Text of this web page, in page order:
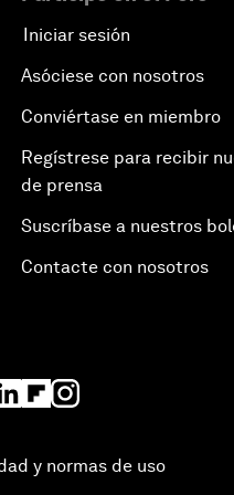
Iniciar sesión
Asóciese con nosotros
Conviértase en miembro
Regístrese para recibir
de prensa
Suscríbase a nuestros
Contacte con nosotros
y normas de uso